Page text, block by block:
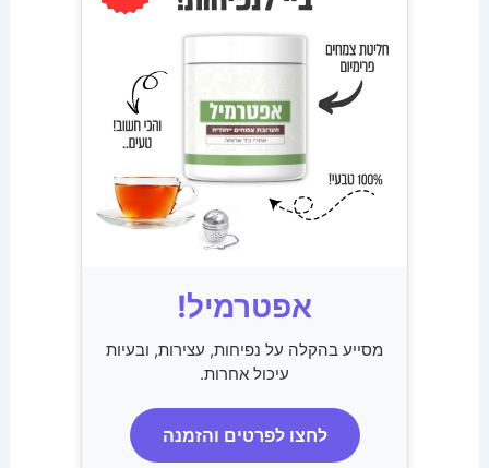
אפטרמיל!
מסייע בהקלה על נפיחות, עצירות, ובעיות
עיכול אחרות.
לחצו לפרטים והזמנה